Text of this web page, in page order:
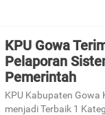
KPU Gowa
Pelaporan
Pemerintah
KPU Kabupaten Gowa
menjadi Terbaik 1